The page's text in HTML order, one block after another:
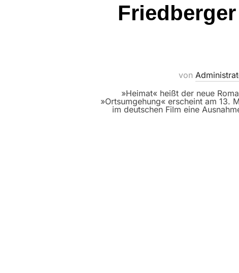
von
»Heimat« heißt der neue
»Ortsumgehung« erscheint am 13.
im deutschen Film eine